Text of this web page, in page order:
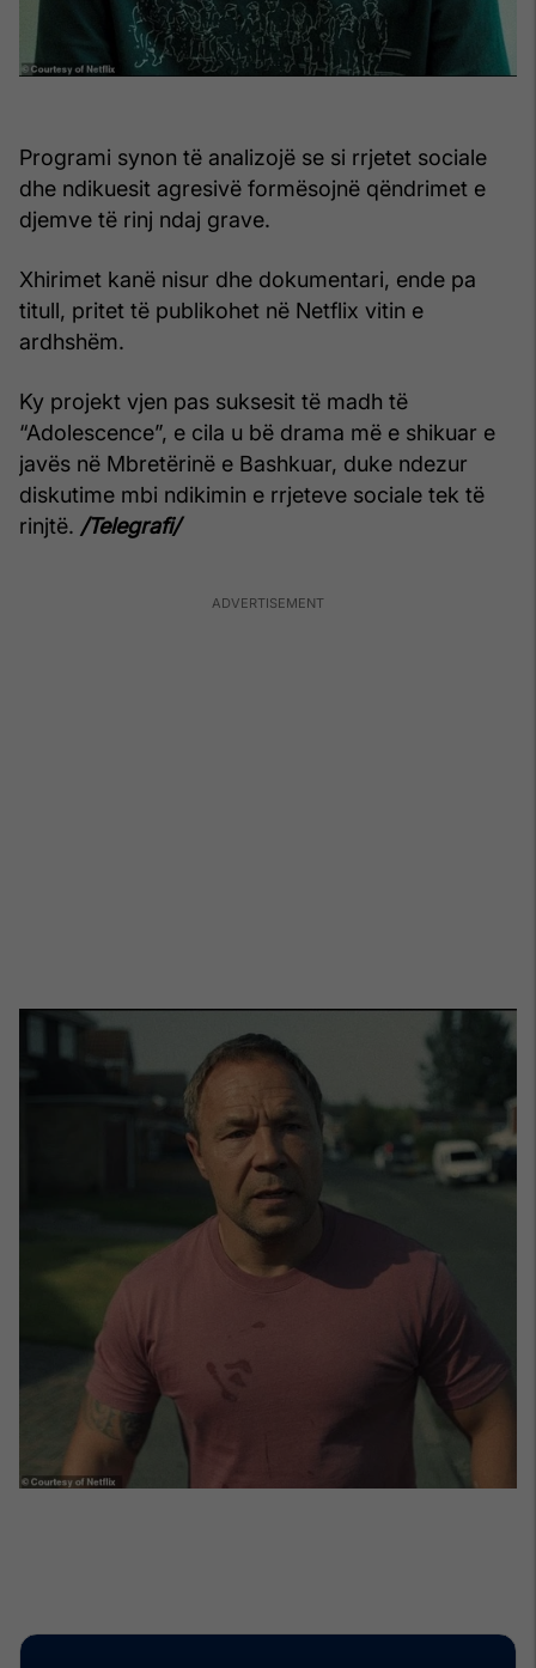
Programi synon të analizojë se si rrjetet sociale
dhe ndikuesit agresivë formësojnë qëndrimet e
djemve të rinj ndaj grave.
Xhirimet kanë nisur dhe dokumentari, ende pa
titull, pritet të publikohet në Netflix vitin e
ardhshëm.
Ky projekt vjen pas suksesit të madh të
“Adolescence”, e cila u bë drama më e shikuar e
javës në Mbretërinë e Bashkuar, duke ndezur
diskutime mbi ndikimin e rrjeteve sociale tek të
rinjtë. /Telegrafi/